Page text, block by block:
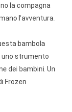
la compagna
l’avventura.
bambola
uno strumento
dei bambini. Un
Frozen